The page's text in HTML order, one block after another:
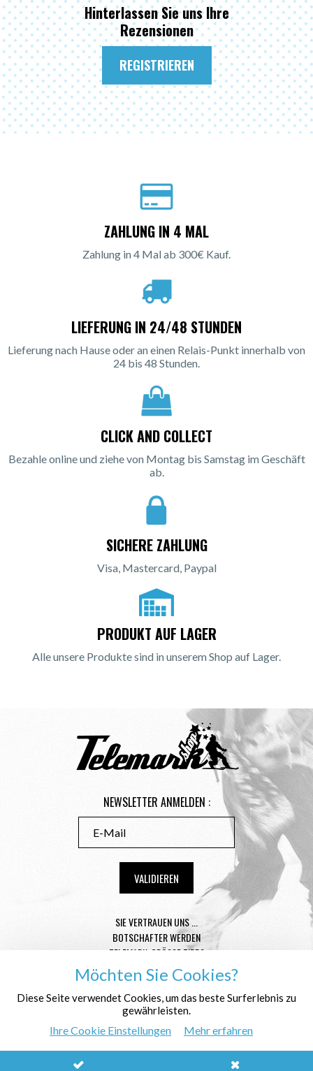
Hinterlassen Sie uns Ihre
Rezensionen
REGISTRIEREN
ZAHLUNG IN 4 MAL
Zahlung in 4 Mal ab 300€ Kauf.
LIEFERUNG IN 24/48 STUNDEN
Lieferung nach Hause oder an einen Relais-Punkt innerhalb von
24 bis 48 Stunden.
CLICK AND COLLECT
Bezahle online und ziehe von Montag bis Samstag im Geschäft
ab.
SICHERE ZAHLUNG
Visa, Mastercard, Paypal
PRODUKT AUF LAGER
Alle unsere Produkte sind in unserem Shop auf Lager.
NEWSLETTER ANMELDEN :
SIE VERTRAUEN UNS ...
BOTSCHAFTER WERDEN
TELEMARK-GRÖSSE TIPPS
CONDITIONS GÉNÉRALES DE VENTE
MENTIONS LÉGALES
DATENSCHUTZ
WER SIND WIR ?
Möchten Sie Cookies?
Diese Seite verwendet Cookies, um das beste Surferlebnis zu
gewährleisten.
Ihre Cookie Einstellungen Mehr erfahren